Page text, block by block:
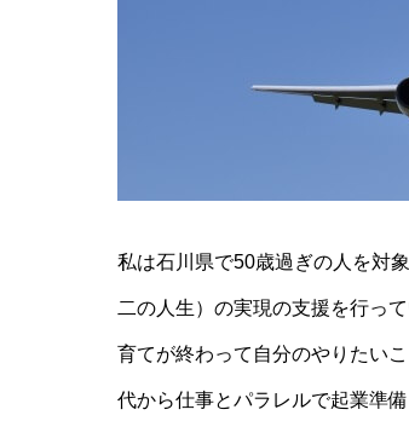
私は石川県で50歳過ぎの人を対
二の人生）の実現の支援を行っ
育てが終わって自分のやりたい
代から仕事とパラレルで起業準